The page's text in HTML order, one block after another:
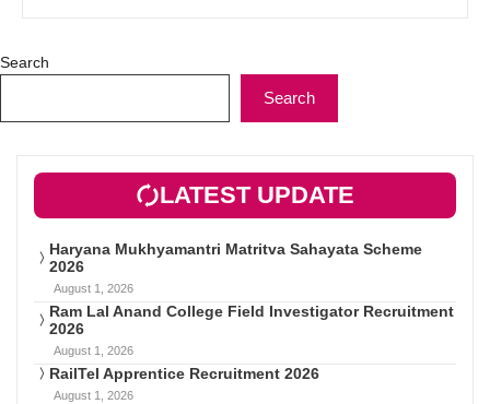
Search
Search
LATEST UPDATE
Haryana Mukhyamantri Matritva Sahayata Scheme
2026
August 1, 2026
Ram Lal Anand College Field Investigator Recruitment
2026
August 1, 2026
RailTel Apprentice Recruitment 2026
August 1, 2026